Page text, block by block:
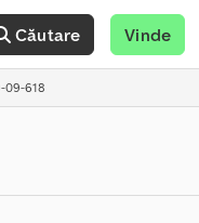
Căutare Vinde
09-618